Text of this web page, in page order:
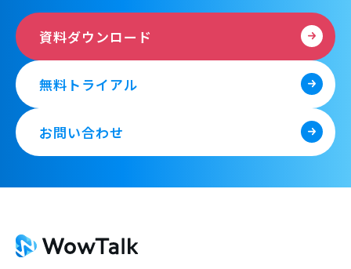
資料ダウンロード
無料トライアル
お問い合わせ